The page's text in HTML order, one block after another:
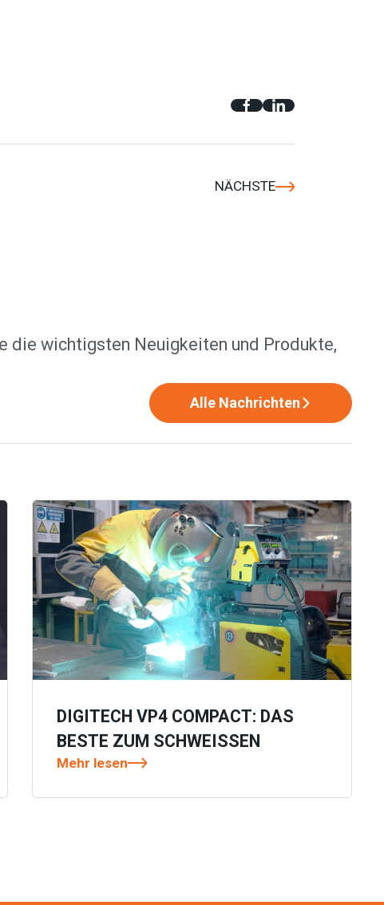
NÄCHSTE
die wichtigsten Neuigkeiten und Produkte,
Alle Nachrichten
DIGITECH VP4 COMPACT: DAS
BESTE ZUM SCHWEISSEN
Mehr lesen